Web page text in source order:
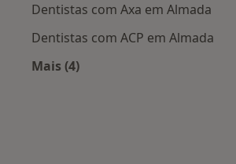
Dentistas com Axa em Almada
Dentistas com ACP em Almada
Mais (4)